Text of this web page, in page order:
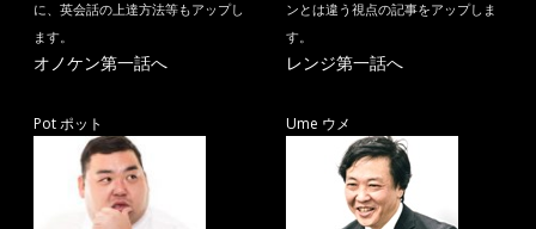
に、英会話の上達方法等もアップし
ます。
オノケン第一話へ
ンとは違う視点の記事をアップしま
す。
レンジ第一話へ
Pot ポット Ume ウメ